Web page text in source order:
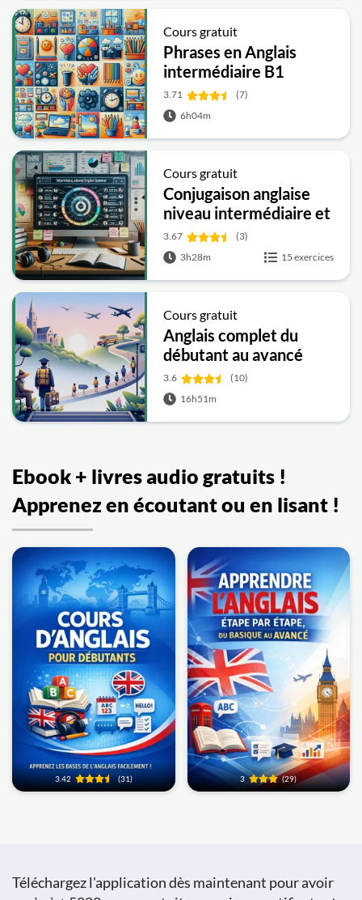
Cours gratuit
Phrases en Anglais
intermédiaire B1
3.71
(7)
6h04m
Cours gratuit
Conjugaison anglaise
niveau intermédiaire et
avancé
3.67
(3)
3h28m
15 exercices
Cours gratuit
Anglais complet du
débutant au avancé
3.6
(10)
16h51m
Ebook + livres audio gratuits !
Apprenez en écoutant ou en lisant !
3.42 (31) 3 (29)
Téléchargez l'application dès maintenant pour avoir